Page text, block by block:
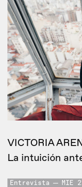
VICTORIA
La intuición
Entrevista MIE